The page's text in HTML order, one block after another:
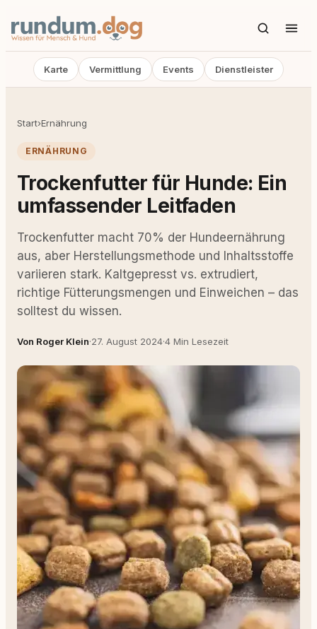
Karte Vermittlung Events Dienstleister
Start›Ernährung
ERNÄHRUNG
Trockenfutter für Hunde: Ein
umfassender Leitfaden
Trockenfutter macht 70% der Hundeernährung
aus, aber Herstellungsmethode und Inhaltsstoffe
variieren stark. Kaltgepresst vs. extrudiert,
richtige Fütterungsmengen und Einweichen – das
solltest du wissen.
Von Roger Klein·27. August 2024·4 Min Lesezeit